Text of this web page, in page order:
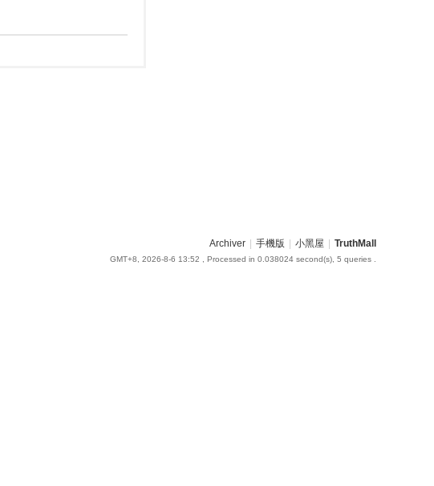
Archiver 手機版 小黑屋 TruthMall
GMT+8, 2026-8-6 13:52 , Processed in 0.038024 second(s), 5 queries .